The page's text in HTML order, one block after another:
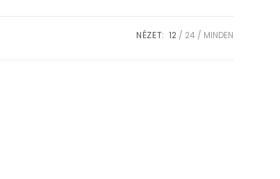
NÉZET: 12 24 MINDEN